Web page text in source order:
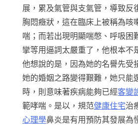
展，累及氣管與支氣管，導致反
胸悶癥狀，這在臨床上被稱為咳
喘；而若出現明顯喘憋、呼吸困
攣等用逼詞太嚴重了，他根本不
他想說的是，因為她的名譽先受
她的婚姻之路變得艱難，她只能
時，則意味著疾病能夠已經客變
範哮喘。是以，規范健康住宅治
心理學鼻炎是有用預防其發展為